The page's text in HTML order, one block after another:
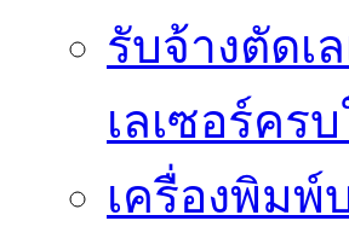
รับจ้างตัดเ
เลเซอร์คร
เครื่องพิม